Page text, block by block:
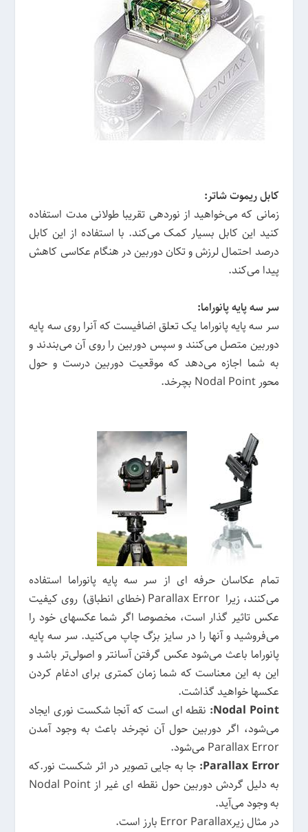
کابل ریموت شاتر:
زمانی که می‌خواهید از نوردهی تقریبا طولانی مدت استفاده
کنید این کابل بسیار کمک می‌کند. با استفاده از این کابل
درصد احتمال لرزش و تکان دوربین در هنگام عکاسی کاهش
پیدا می‌کند.
سر سه پایه پانوراما:
سر سه پایه پانوراما یک تعلق اضافیست که آنرا روی سه پایه
دوربین متصل می‌کنند و سپس دوربین را روی آن می‌بندند و
به شما اجازه می‌دهد که موقعیت دوربین درست و حول
محور Nodal Point بچرخد.
تمام عکاسان حرفه ای از سر سه پایه پانوراما استفاده
می‌کنند، زیرا Parallax Error (خطای انطباق) روی کیفیت
عکس تاثیر گذار است، مخصوصا اگر شما عکسهای خود را
می‌فروشید و آنها را در سایز بزگ چاپ می‌کنید. سر سه پایه
پانوراما باعث می‌شود عکس گرفتن آسانتر و اصولی‌تر باشد و
این به این معناست که شما زمان کمتری برای ادغام کردن
عکسها خواهید گذاشت.
Nodal Point: نقطه ای است که آنجا شکست نوری ایجاد
می‌شود، اگر دوربین حول آن نچرخد باعث به وجود آمدن
Parallax Error می‌شود.
Parallax Error: جا به جایی تصویر در اثر شکست نور.که
به دلیل گردش دوربین حول نقطه ای غیر از Nodal Point
به وجود می‌آید.
در مثال زیرError Parallax بارز است.